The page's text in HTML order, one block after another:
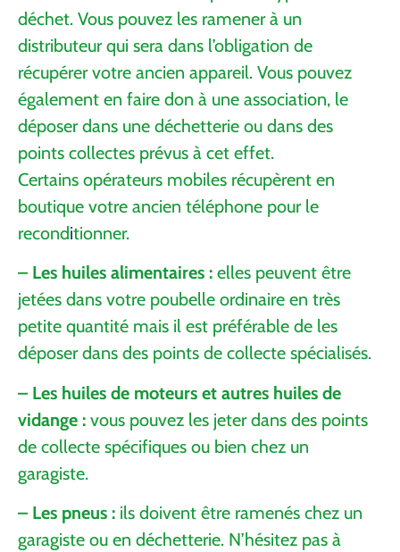
déchet. Vous pouvez les ramener à un
distributeur qui sera dans l’obligation de
récupérer votre ancien appareil. Vous pouvez
également en faire don à une association, le
déposer dans une déchetterie ou dans des
points collectes prévus à cet effet.
Certains opérateurs mobiles récupèrent en
boutique votre ancien téléphone pour le
reconditionner.
– Les huiles alimentaires : elles peuvent être
jetées dans votre poubelle ordinaire en très
petite quantité mais il est préférable de les
déposer dans des points de collecte spécialisés.
– Les huiles de moteurs et autres huiles de
vidange : vous pouvez les jeter dans des points
de collecte spécifiques ou bien chez un
garagiste.
– Les pneus : ils doivent être ramenés chez un
garagiste ou en déchetterie. N’hésitez pas à